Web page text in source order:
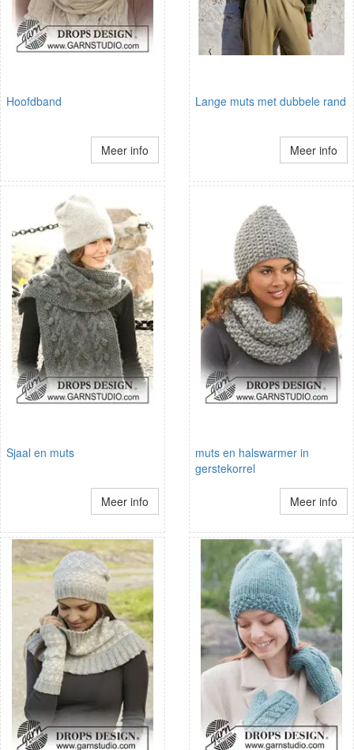
Hoofdband
Meer info
Lange muts met dubbele rand
Meer info
Sjaal en muts
Meer info
muts en halswarmer in
gerstekorrel
Meer info